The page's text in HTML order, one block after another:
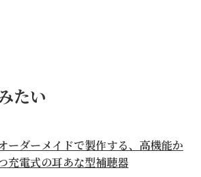
たい
ーダーメイドで製作する、高機能か
充電式の耳あな型補聴器